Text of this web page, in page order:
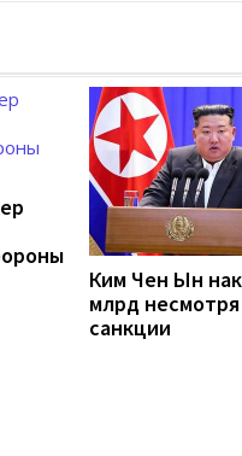
Ким Чен Ын
млрд
санкции